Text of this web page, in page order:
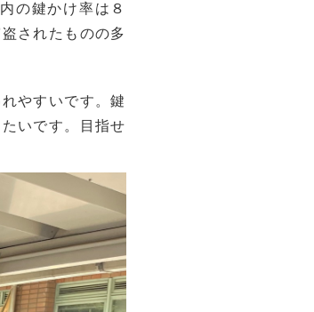
の鍵かけ率は８
されたものの多
やすいです。鍵
いです。目指せ